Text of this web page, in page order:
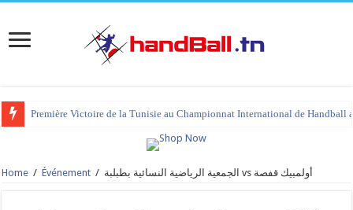
Première Victoire de la Tunisie au Championnat International de Handball
Home / Événement / الجمعية الرياضية النسائية بطبلبة vs أولمبيك قفصة